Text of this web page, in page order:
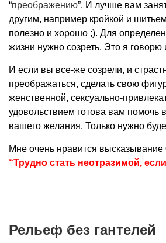
“преображению”. И лучше вам
другим, например кройкой и
полезно и хорошо ;). Для
жизни нужно созреть. Это я говорю
И если вы все-же созрели, и
преображаться, сделать свою
женственной, сексуально-
удовольствием готова вам помочь
вашего желания. Только нужно
Мне очень нравится высказывание
“Трудно стать неотразимой,
Рельеф без гантелей